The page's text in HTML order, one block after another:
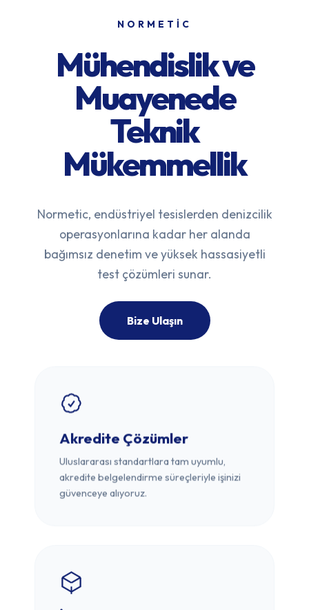
NORMETIC
Mühendislik ve
Muayenede
Teknik
Mükemmellik
Normetic, endüstriyel tesislerden denizcilik
operasyonlarına kadar her alanda
bağımsız denetim ve yüksek hassasiyetli
test çözümleri sunar.
Bize Ulaşın
Akredite Çözümler
Uluslararası standartlara tam uyumlu,
akredite belgelendirme süreçleriyle işinizi
güvenceye alıyoruz.